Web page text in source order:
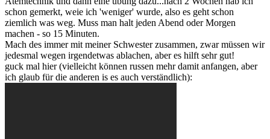
schon gemerkt, weie ich 'weniger' wurde, also es geht schon
ziemlich was weg. Muss man halt jeden Abend oder Morgen
machen - so 15 Minuten.
Mach des immer mit meiner Schwester zusammen, zwar müssen wir
jedesmal wegen irgendetwas ablachen, aber es hilft sehr gut!
guck mal hier (vielleicht können russen mehr damit anfangen, aber
ich glaub für die anderen is es auch verständlich):